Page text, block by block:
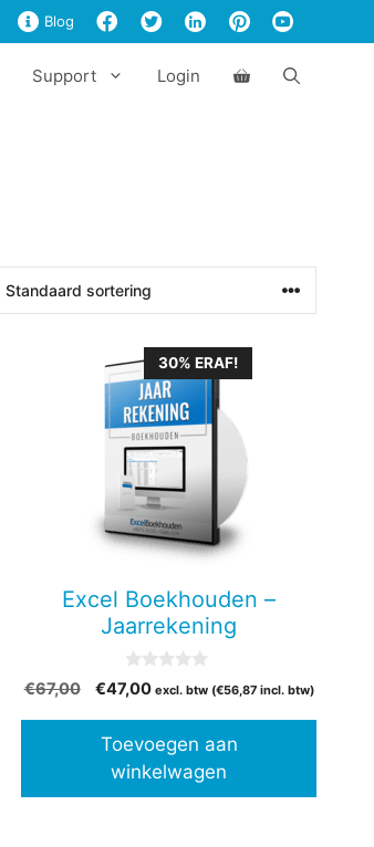
Blog
Support Login
30% ERAF!
Excel Boekhouden –
Jaarrekening
0
v
5
€67,00
Oorspronkelijke
was:
€67,00.
€47,00Huidige
€47,00.
excl. btw (€56,87incl. btw)
Toevoegen aan
winkelwagen